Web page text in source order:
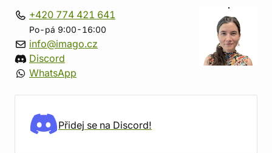
+420 774 421 641
Po-pá 9:00-16:00
info@imago.cz
Discord
WhatsApp
Přidej se na Discord!